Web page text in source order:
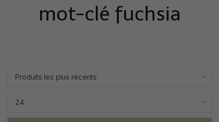
mot-clé fuchsia
Produits les plus récents
24